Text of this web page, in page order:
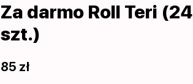
Za darmo Roll Teri (24
szt.)
85 zł